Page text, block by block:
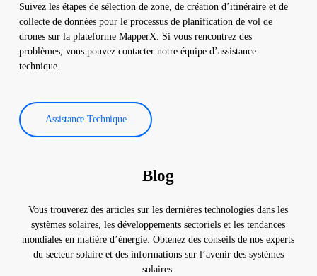
Suivez les étapes de sélection de zone, de création d’itinéraire et de
collecte de données pour le processus de planification de vol de
drones sur la plateforme MapperX. Si vous rencontrez des
problèmes, vous pouvez contacter notre équipe d’assistance
technique.
Assistance Technique
Blog
Vous trouverez des articles sur les dernières technologies dans les
systèmes solaires, les développements sectoriels et les tendances
mondiales en matière d’énergie. Obtenez des conseils de nos experts
du secteur solaire et des informations sur l’avenir des systèmes
solaires.